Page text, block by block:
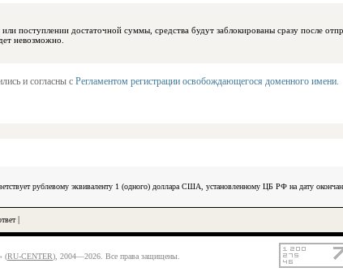
достаточной суммы, средства будут заблокированы сразу после отправки заказа. После блокировки
невозможно.
и согласны с Регламентом регистрации освобождающегося доменного имени.
рублевому эквиваленту 1 (одного) доллара США, установленному ЦБ РФ на дату
|
(RU-CENTER), 2004—2026. Все права защищены.